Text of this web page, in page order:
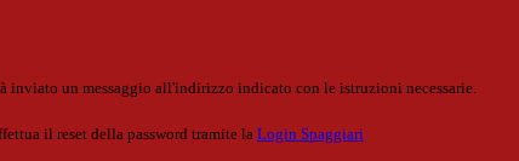
inviato un messaggio all'indirizzo indicato con le istruzioni necessarie.
il reset della password tramite la Login Spaggiari